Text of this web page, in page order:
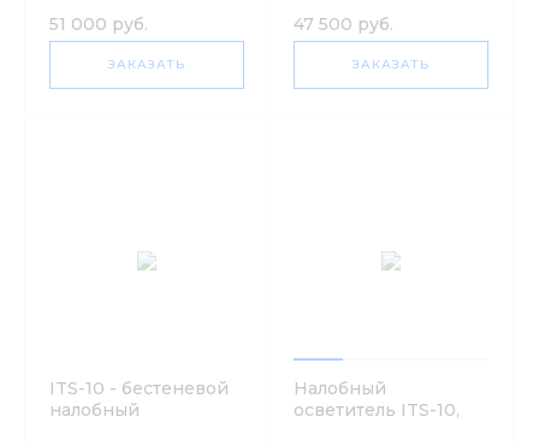
51 000 руб.
ЗАКАЗАТЬ
47 500 руб.
ЗАКАЗАТЬ
ITS-10 - бестеневой
налобный
Налобный
осветитель ITS-10,